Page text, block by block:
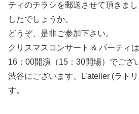
ティのチラシを郵送させて頂きま
したでしょうか。
どうぞ、是非ご参加下さい。
クリスマスコンサート & パーティ
16：00開演（15：30開場）でござ
渋谷にございます、L’atelier (ラト
す。